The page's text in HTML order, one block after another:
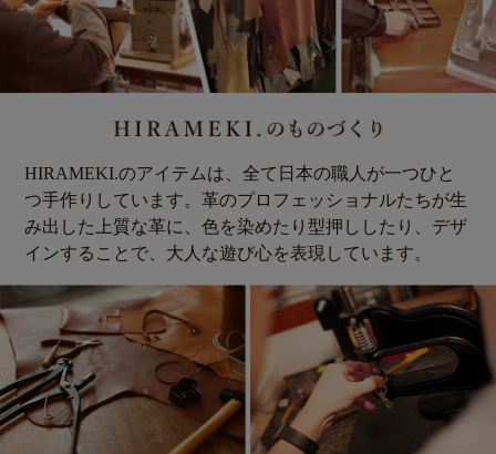
HIRAMEKI.のアイテムは、全て日本の職人が一つひと
つ手作りしています。革のプロフェッショナルたちが生
み出した上質な革に、色を染めたり型押ししたり、デザ
インすることで、大人な遊び心を表現しています。